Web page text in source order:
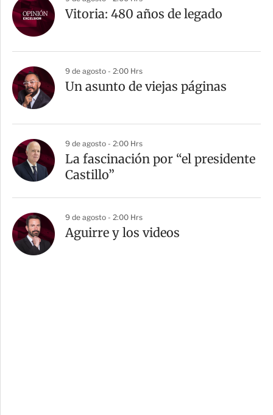
Vitoria: 480 años de legado
9 de agosto - 2:00 Hrs
Un asunto de viejas páginas
9 de agosto - 2:00 Hrs
La fascinación por “el presidente
Castillo”
9 de agosto - 2:00 Hrs
Aguirre y los videos